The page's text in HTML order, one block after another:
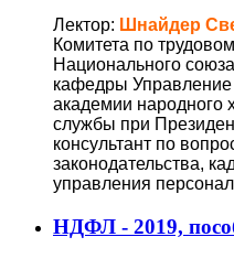
Лектор: Шнайдер
Комитета по
Национального
кафедры
академии народного
службы при
консультант по
законодательства,
управления
НДФЛ - 2019,